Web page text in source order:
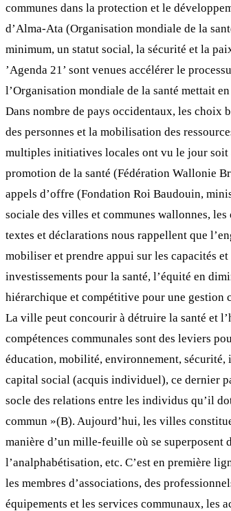
communes dans la protection et le
d’Alma-Ata (Organisation mondiale de la
minimum, un statut social, la sécurité et la
’Agenda 21’ sont venues accélérer le
l’Organisation mondiale de la santé mettait
Dans nombre de pays occidentaux, les choix
des personnes et la mobilisation des
multiples initiatives locales ont vu le jour soit
promotion de la santé (Fédération Wallonie
appels d’offre (Fondation Roi Baudouin,
sociale des villes et communes wallonnes,
textes et déclarations nous rappellent que
mobiliser et prendre appui sur les capacités
investissements pour la santé, l’équité en
hiérarchique et compétitive pour une gestion
La ville peut concourir à détruire la santé et
compétences communales sont des leviers
éducation, mobilité, environnement,
capital social (acquis individuel), ce dernier
socle des relations entre les individus qu’il
commun »(B). Aujourd’hui, les villes
manière d’un mille-feuille où se superposent
l’analphabétisation, etc. C’est en première
les membres d’associations, des
équipements et les services communaux, les